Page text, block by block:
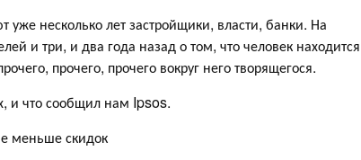
несколько лет застройщики, власти, банки. На
и три, и два года назад о том, что человек находится
прочего, прочего вокруг него творящегося.
и что сообщил нам Ipsos.
меньше скидок